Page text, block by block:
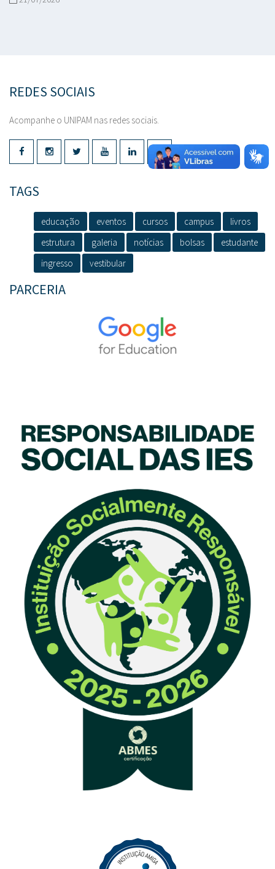
REDES SOCIAIS
Acompanhe o UNIPAM nas redes sociais.
TAGS
educação eventos cursos campus
livros
estrutura
galeria notícias bolsas
estudante
ingresso
vestibular
PARCERIA